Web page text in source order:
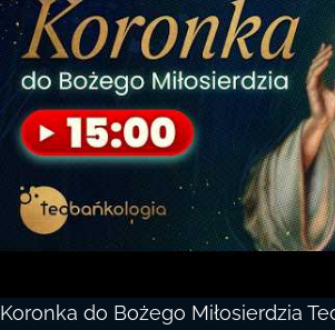
Koronka do Bożego Miłosierdzia